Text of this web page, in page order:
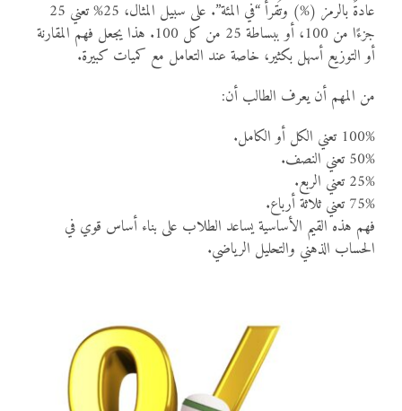
عادةً بالرمز (%) وتُقرأ “في المئة”. على سبيل المثال، 25% تعني 25
جزءًا من 100، أو ببساطة 25 من كل 100. هذا يجعل فهم المقارنة
أو التوزيع أسهل بكثير، خاصة عند التعامل مع كميات كبيرة.
من المهم أن يعرف الطالب أن:
100% تعني الكل أو الكامل.
50% تعني النصف.
25% تعني الربع.
75% تعني ثلاثة أرباع.
فهم هذه القيم الأساسية يساعد الطلاب على بناء أساس قوي في
الحساب الذهني والتحليل الرياضي.